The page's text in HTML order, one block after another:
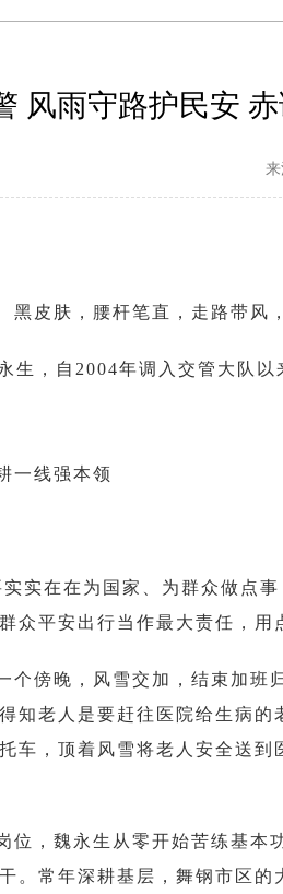
风雨守路护民安
来
黑皮肤，腰杆笔直，走路带
生，自2004年调入交管大队
一线强本领
实在在为国家、为群众做点
众平安出行当作最大责任，用
个傍晚，风雪交加，结束加班
知老人是要赶往医院给生病
车，顶着风雪将老人安全送
位，魏永生从零开始苦练基本
。常年深耕基层，舞钢市区